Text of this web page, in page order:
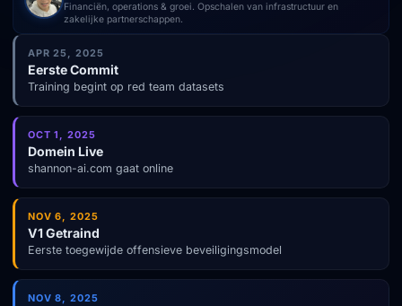
Financiën, operations & groei. Opschalen van infrastructuur en
zakelijke partnerschappen.
APR 25, 2025
Eerste Commit
Training begint op red team datasets
OCT 1, 2025
Domein Live
shannon-ai.com gaat online
NOV 6, 2025
V1 Getraind
Eerste toegewijde offensieve beveiligingsmodel
NOV 8, 2025